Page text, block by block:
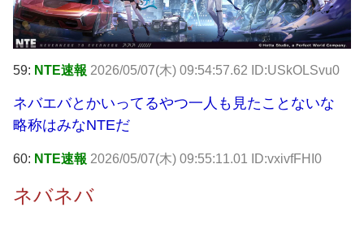
59: NTE速報 2026/05/07(木) 09:54:57.62 ID:USkOLSvu0
ネバエバとかいってるやつ一人も見たことないな
略称はみなNTEだ
60: NTE速報 2026/05/07(木) 09:55:11.01 ID:vxivfFHI0
ネバネバ